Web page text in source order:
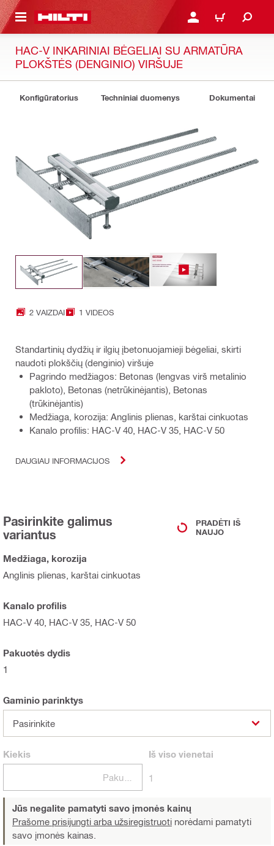
TURINIO PRISIJUNGTI ARBA
PIRKINIŲ
HAC-V INKARINIAI BĖGELIAI SU ARMATŪRA
PLOKŠTĖS (DENGINIO) VIRŠUJE
Konfigūratorius Techniniai duomenys Dokumentai
2 VAIZDAI 1 VIDEOS
Standartinių dydžių ir ilgių įbetonuojamieji bėgeliai, skirti
naudoti plokščių (denginio) viršuje
Pagrindo medžiagos: Betonas (lengvas virš metalinio
pakloto), Betonas (netrūkinėjantis), Betonas
(trūkinėjantis)
Medžiaga, korozija: Anglinis plienas, karštai cinkuotas
Kanalo profilis: HAC-V 40, HAC-V 35, HAC-V 50
DAUGIAU INFORMACIJOS
Pasirinkite galimus
variantus
PRADĖTI IŠ
NAUJO
Medžiaga, korozija
Anglinis plienas, karštai cinkuotas
Kanalo profilis
HAC-V 40, HAC-V 35, HAC-V 50
Pakuotės dydis
1
Gaminio parinktys
Pasirinkite
Kiekis
Pakuotės
Iš visovienetai
1
Jūs negalite pamatyti savo įmonės kainų
Prašome prisijungti arba užsiregistruoti norėdami pamatyti
savo įmonės kainas.